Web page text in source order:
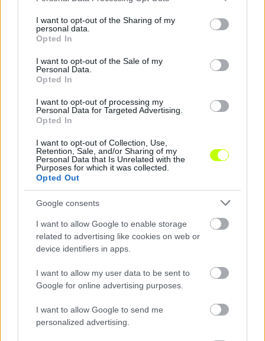
not limited to your visit or usage behaviour. You may click to
grant or deny consent to Google and its third-party tags to
use your data for below specified purposes in below Google
consent section.
I want to opt-out of the Sharing of my
personal data.
Opted In
I want to opt-out of the Sale of my
Personal Data.
Opted In
I want to opt-out of processing my
Personal Data for Targeted Advertising.
Opted In
I want to opt-out of Collection, Use,
Retention, Sale, and/or Sharing of my
Personal Data that Is Unrelated with the
Purposes for which it was collected.
Opted Out
Google consents
I want to allow Google to enable storage
related to advertising like cookies on web or
device identifiers in apps.
I want to allow my user data to be sent to
Google for online advertising purposes.
I want to allow Google to send me
personalized advertising.
UnmuteLoaded
0%
Megosztás:
KAPCSOLÓDÓ HÍREK
Hírek
Hidegzuhany: öt perc alatt összeomlott a Fradi, így